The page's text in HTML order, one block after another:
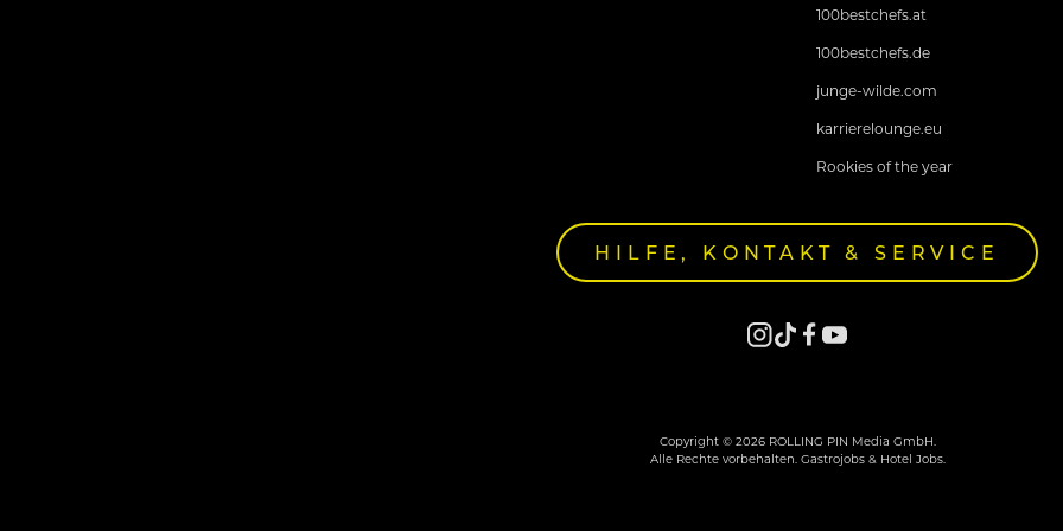
100bestchefs.at
100bestchefs.de
junge-wilde.com
karrierelounge.eu
Rookies of the year
HILFE, KONTAKT & SERVICE
Copyright © 2026 ROLLING PIN Media GmbH.
Alle Rechte vorbehalten. Gastrojobs & Hotel Jobs.